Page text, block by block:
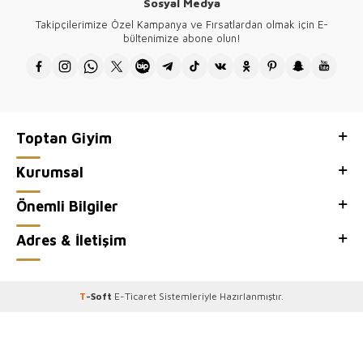
Tüm ürünlerimizin tasarımı firmamıza ait olup Türkiye'de üretilmektedir.
Kazee toptan kadın giyim mağazamızın, toptan satış sitesi Kazee
Official'ı ziyaretiniz için teşekkür ederiz.
Sosyal Medya
Takipçilerimize Özel Kampanya ve Fırsatlardan olmak için E-
bültenimize abone olun!
Toptan Giyim
Kurumsal
Önemli Bilgiler
Adres & İletişim
T-Soft E-Ticaret Sistemleriyle Hazırlanmıştır.